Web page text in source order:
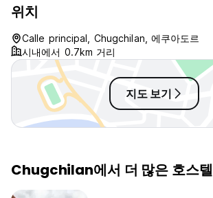
for just ourselves. The packed
lunch we were given for the hike
the next day was perfect. Great
value for the price. We had a
lovely time!
위치
Calle principal, Chugchilan, 에쿠아도르
시내에서 0.7km 거리
지도 보기
Chugchilan에서 더 많은 호스텔